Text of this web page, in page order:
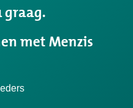
graag.
met Menzis